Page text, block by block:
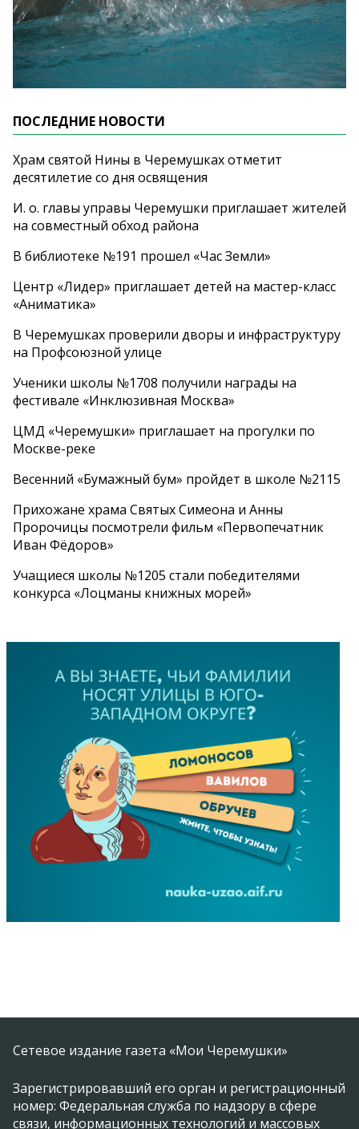
ПОСЛЕДНИЕ НОВОСТИ
Храм святой Нины в Черемушках отметит
десятилетие со дня освящения
И. о. главы управы Черемушки приглашает жителей
на совместный обход района
В библиотеке №191 прошел «Час Земли»
Центр «Лидер» приглашает детей на мастер-класс
«Аниматика»
В Черемушках проверили дворы и инфраструктуру
на Профсоюзной улице
Ученики школы №1708 получили награды на
фестивале «Инклюзивная Москва»
ЦМД «Черемушки» приглашает на прогулки по
Москве-реке
Весенний «Бумажный бум» пройдет в школе №2115
Прихожане храма Святых Симеона и Анны
Пророчицы посмотрели фильм «Первопечатник
Иван Фёдоров»
Учащиеся школы №1205 стали победителями
конкурса «Лоцманы книжных морей»
Сетевое издание газета «Мои Черемушки»
Зарегистрировавший его орган и регистрационный
номер: Федеральная служба по надзору в сфере
связи, информационных технологий и массовых